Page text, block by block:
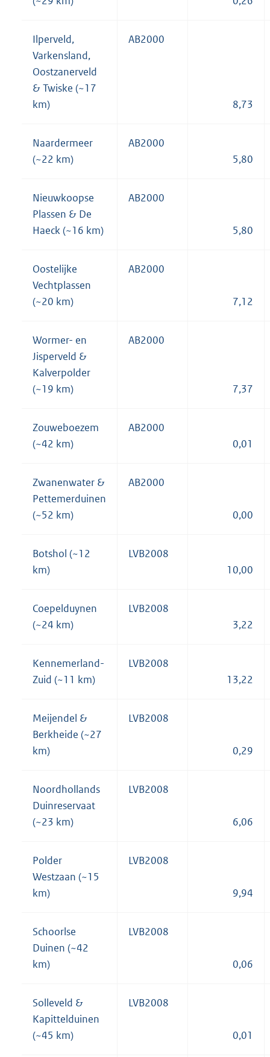
Ilperveld,
Varkensland,
Oostzanerveld
& Twiske (~17
km)
AB2000
8,73
Naardermeer
(~22 km)
AB2000
5,80
Nieuwkoopse
Plassen & De
Haeck (~16 km)
AB2000
5,80
Oostelijke
Vechtplassen
(~20 km)
AB2000
7,12
Wormer- en
Jisperveld &
Kalverpolder
(~19 km)
AB2000
7,37
Zouweboezem
(~42 km)
AB2000
0,01
Zwanenwater &
Pettemerduinen
(~52 km)
AB2000
0,00
Botshol (~12
km)
LVB2008
10,00
Coepelduynen
(~24 km)
LVB2008
3,22
Kennemerland-
Zuid (~11 km)
LVB2008
13,22
Meijendel &
Berkheide (~27
km)
LVB2008
0,29
Noordhollands
Duinreservaat
(~23 km)
LVB2008
6,06
Polder
Westzaan (~15
km)
LVB2008
9,94
Schoorlse
Duinen (~42
km)
LVB2008
0,06
Solleveld &
Kapittelduinen
(~45 km)
LVB2008
0,01